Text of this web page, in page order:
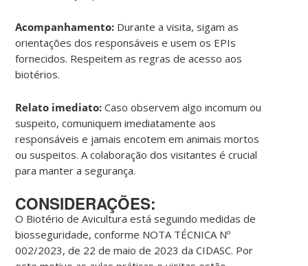
Acompanhamento: Durante a visita, sigam as
orientações dos responsáveis e usem os EPIs
fornecidos. Respeitem as regras de acesso aos
biotérios.
Relato imediato: Caso observem algo incomum ou
suspeito, comuniquem imediatamente aos
responsáveis e jamais encotem em animais mortos
ou suspeitos. A colaboração dos visitantes é crucial
para manter a segurança.
CONSIDERAÇÕES:
O Biotério de Avicultura está seguindo medidas de
biosseguridade, conforme NOTA TÉCNICA Nº
002/2023, de 22 de maio de 2023 da CIDASC. Por